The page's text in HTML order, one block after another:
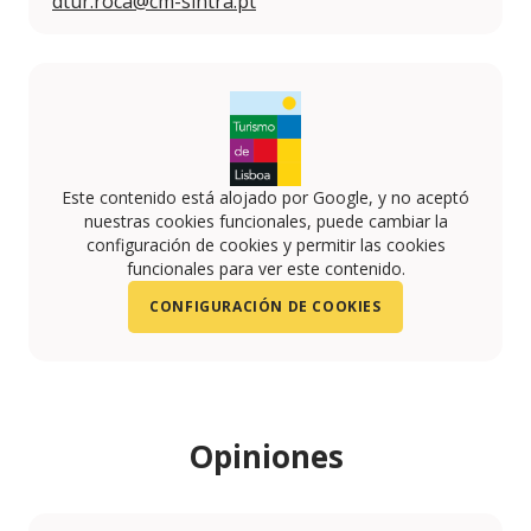
Este contenido está alojado por Google, y no aceptó
nuestras cookies funcionales, puede cambiar la
configuración de cookies y permitir las cookies
funcionales para ver este contenido.
CONFIGURACIÓN DE COOKIES
Opiniones